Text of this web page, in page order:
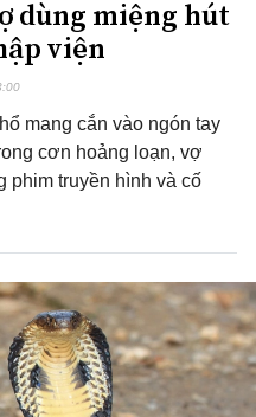
dùng miệng hút
viện
mang cắn vào ngón tay
cơn hoảng loạn, vợ
phim truyền hình và cố